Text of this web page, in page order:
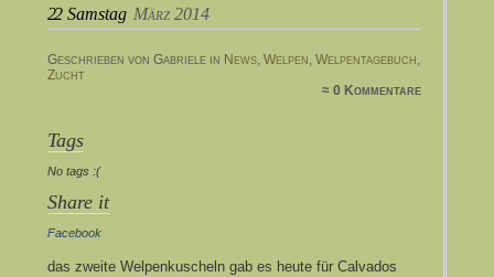
22 Samstag März 2014
Geschrieben von Gabriele in News, Welpen, Welpentagebuch,
Zucht
≈ 0 Kommentare
Tags
No tags :(
Share it
Facebook
das zweite Welpenkuscheln gab es heute für Calvados